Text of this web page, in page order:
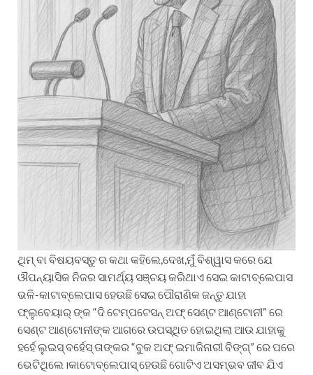
ଥିମ୍ ବା ବିଷୟବସ୍ତୁ ର କଥା କହିଲେ,ଦେଖ,ମୁଁ ବିଶ୍ୱାସ କରେ ଯେ
ଔପନ୍ୟାସିକ ନିଜର ସାମର୍ଥ୍ୟ ସଞ୍ଚୟ କରିଥାଏ ସେଇ କାଟାବ୍ଲେପାସ
ଭଳି-କାଟାବ୍ଲେପାସ ହେଉଛି ସେଇ ପୌରାଣିକ ଜନ୍ତୁ ଯାହା
ଫ୍ଲୁବେୟାର୍ ଙ୍କ “ଦି ଟେମ୍ପଟେସନ୍ ଅଫ୍ ସେଣ୍ଟ ଆଣ୍ଟୋନୀ” ରେ
ସେଣ୍ଟ ଆଣ୍ଟୋନୀଙ୍କ ଆଗରେ ଉପସ୍ଥିତ ହୋଇଥିଲା ଆଉ ଯାହାକୁ
ହର୍ହେ ଲୁଇସ୍ ବର୍ହେସ୍ ତାଙ୍କର “ବୁକ ଅଫ୍ ଇମାଜିନାରୀ ବିଙ୍ଗ୍” ରେ ପରେ
ଭେଟିଥିଲେ।କାଟୋବ୍ଲେପାସ୍ ହେଉଛି ଗୋଟିଏ ଅସମ୍ଭବ ଜୀବ ଯିଏ